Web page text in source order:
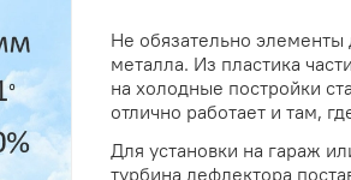
Не обязательно элементы
металла. Из пластика
на холодные постройки
отлично работает и там,
Для установки на гараж
турбина дефлектора